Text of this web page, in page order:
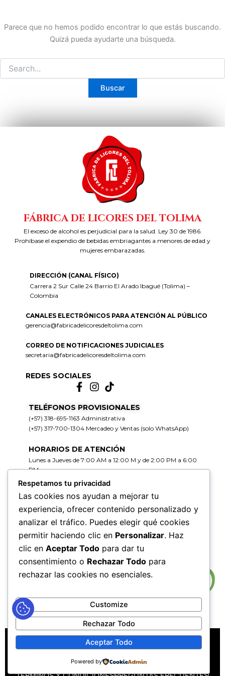
Parece que no hemos podido encontrar lo que estás buscando.
Quizá pueda ayudarte una búsqueda.
FÁBRICA DE LICORES DEL TOLIMA
El exceso de alcohol es perjudicial para la salud. Ley 30 de 1986.
Prohíbase el expendio de bebidas embriagantes a menores de edad y
mujeres embarazadas.
DIRECCIÓN (CANAL FÍSICO)
Carrera 2 Sur Calle 24 Barrio El Arado Ibagué (Tolima) –
Colombia
CANALES ELECTRÓNICOS PARA ATENCIÓN AL PÚBLICO
gerencia@fabricadelicoresdeltolima.com
CORREO DE NOTIFICACIONES JUDICIALES
secretaria@fabricadelicoresdeltolima.com
REDES SOCIALES
TELÉFONOS PROVISIONALES
(+57) 318-695-1163 Administrativa
(+57) 317-700-1304 Mercadeo y Ventas (solo WhatsApp)
HORARIOS DE ATENCIÓN
Lunes a Jueves de 7:00 AM a 12:00 M y de 2:00 PM a 6:00
PM
Viernes de 7:00 AM a 12:00 M y de 2:00 PM a 5:00 PM
HORARIOS DE RADICACIÓN DE
CORRESPONDENCIA
Lunes a Jueves de 7:30 AM a 11:30 AM y de 2:00 PM a 5:00
PM
MAPA DEL SITIOPOLÍTICAS DE PRIVACIDAD
POLÍTICAS DE DERECHOS DE AUTOR
POLÍTICA DE TRATAMIENTO DE DATOS PERSONALES
Respetamos tu privacidad
Las cookies nos ayudan a mejorar tu
experiencia, ofrecer contenido personalizado y
analizar el tráfico. Puedes elegir qué cookies
permitir haciendo clic en Personalizar. Haz
clic en Aceptar Todo para dar tu
consentimiento o Rechazar Todo para
rechazar las cookies no esenciales.
Customize
Rechazar Todo
Aceptar Todo
Powered by